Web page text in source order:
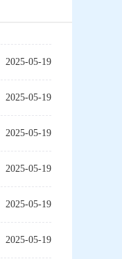
2025-05-19
2025-05-19
2025-05-19
2025-05-19
2025-05-19
2025-05-19